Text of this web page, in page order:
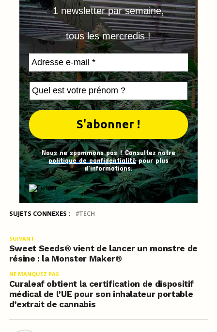
1 newsletter par semaine,
tous les mercredis !
Nous ne spammons pas ! Consultez notre
politique de confidentialitépour plus
d’informations.
SUJETS CONNEXES : TECH
SUIVANT
Sweet Seeds® vient de lancer un monstre de
résine : la Monster Maker®
NE MANQUEZ PAS
Curaleaf obtient la certification de dispositif
médical de l’UE pour son inhalateur portable
d’extrait de cannabis